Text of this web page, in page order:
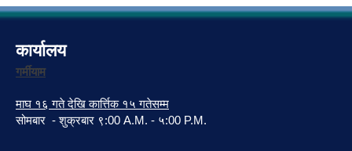
कार्यालय
गर्मीयाम
माघ १६ गते देखि कार्त्तिक १५ गतेसम्म
सोमबार - शुक्रबार ९:00 A.M. - ५:00 P.M.